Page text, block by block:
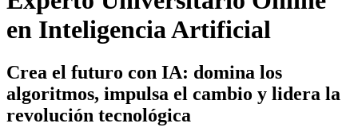
en Inteligencia Artificial
Crea el futuro con IA: domina los
algoritmos, impulsa el cambio y lidera la
revolución tecnológica